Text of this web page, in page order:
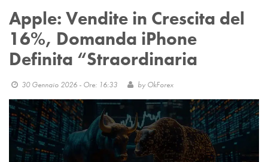
Apple: Vendite in Crescita del
16%, Domanda iPhone
Definita “Straordinaria
30 Gennaio 2026 - Ore: 16:33 by OkForex